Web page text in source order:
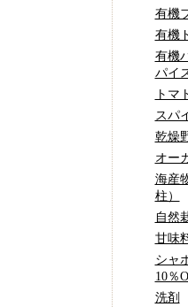
有機
有機
有機
パイ
トマ
スパ
乾燥
オー
海産
柱）
自然
甘味
シャ
10％
洗剤